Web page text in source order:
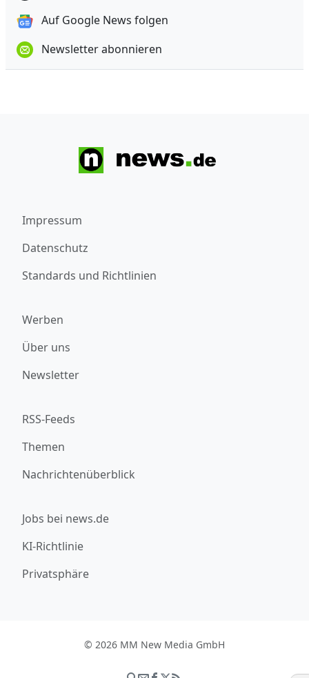
Auf Google News folgen
Newsletter abonnieren
Impressum
Datenschutz
Standards und Richtlinien
Werben
Über uns
Newsletter
RSS-Feeds
Themen
Nachrichtenüberblick
Jobs bei news.de
KI-Richtlinie
Privatsphäre
© 2026 MM New Media GmbH